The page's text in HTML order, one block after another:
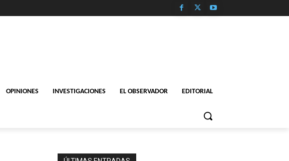
OPINIONES INVESTIGACIONES EL OBSERVADOR EDITORIAL